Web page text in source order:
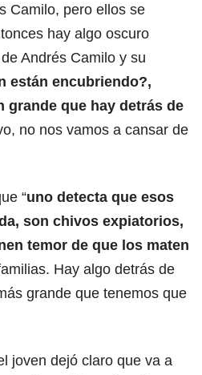
Camilo, pero ellos se
hay algo oscuro
Andrés Camilo y su
están encubriendo?,
grande que hay detrás de
no nos vamos a cansar de
“uno detecta que esos
son chivos expiatorios,
temor de que los maten
Hay algo detrás de
grande que tenemos que
joven dejó claro que va a